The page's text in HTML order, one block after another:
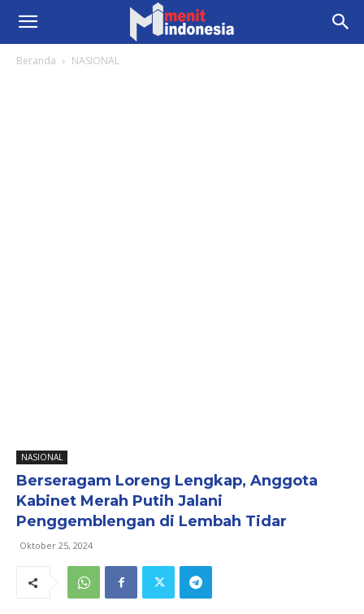
Beranda NASIONAL
NASIONAL
Berseragam Loreng Lengkap, Anggota
Kabinet Merah Putih Jalani
Penggemblengan di Lembah Tidar
Oktober 25, 2024